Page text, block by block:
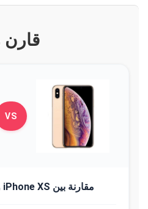
قارن
VS
مقارنة بين iPhone XS و iPhone 17 Pro